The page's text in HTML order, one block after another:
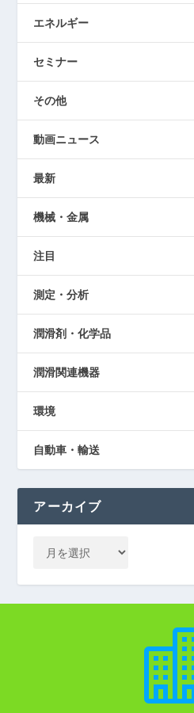
エネルギー
セミナー
その他
動画ニュース
最新
機械・金属
注目
測定・分析
潤滑剤・化学品
潤滑関連機器
環境
自動車・輸送
アーカイブ